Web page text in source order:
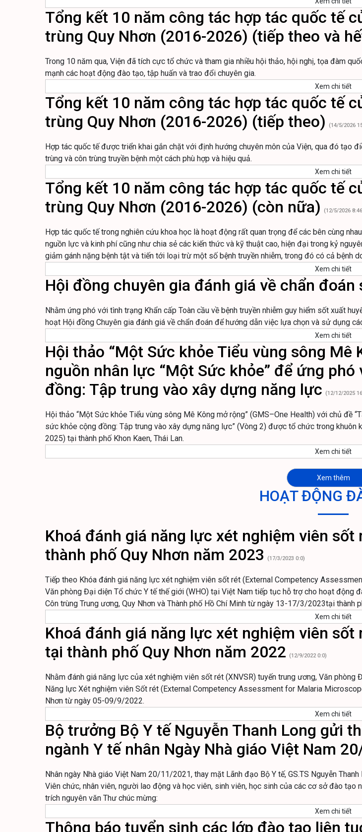
Tổng kết 10 năm công tác hợp tác quốc tế
trùng Quy Nhơn (2016-2026) (tiếp theo và
Trong 10 năm qua, Viện đã tích cực tổ chức và tham gia nhiều hội thảo, hội nghị, tọa đàm
mạnh các hoạt động đào tạo, tập huấn và trao đổi chuyên gia.
Xem chi tiết
Tổng kết 10 năm công tác hợp tác quốc tế
trùng Quy Nhơn (2016-2026) (tiếp theo)
(14/5/2026
Hợp tác quốc tế được triển khai gắn chặt với định hướng chuyên môn của Viện, qua đó tạo
trùng và côn trùng truyền bệnh một cách phù hợp và hiệu quả.
Xem chi tiết
Tổng kết 10 năm công tác hợp tác quốc tế
trùng Quy Nhơn (2016-2026) (còn nữa)
(12/5/2026
Hợp tác quốc tế trong nghiên cứu khoa học là hoạt động rất quan trọng để các bên cùng
nguồn lực và kinh phí cũng như chia sẻ các kiến thức và kỹ thuật cao, hiện đại trong kỷ
giảm gánh nặng bệnh tật và tiến tới loại trừ một số bệnh truyền nhiễm, trong đó có cả bệnh
Xem chi tiết
Hội đồng chuyên gia đánh giá về chẩn đoán
Nhằm ứng phó với tình trạng Khẩn cấp Toàn cầu về bệnh truyền nhiễm guy hiểm sốt xuất
hoạt Hội đồng Chuyên gia đánh giá về chẩn đoán để hướng dẫn việc lựa chọn và sử dụng
Xem chi tiết
Hội thảo “Một Sức khỏe Tiểu vùng sông Mê
nguồn nhân lực “Một Sức khỏe” để ứng
đồng: Tập trung vào xây dựng năng lực (12/12/2025
Hội thảo “Một Sức khỏe Tiểu vùng sông Mê Kông mở rộng” (GMS–One Health) với chủ đề
sức khỏe cộng đồng: Tập trung vào xây dựng năng lực” (Vòng 2) được tổ chức trong
2025) tại thành phố Khon Kaen, Thái Lan.
Xem chi tiết
Xem thêm
HOẠT ĐỘNG
Khoá đánh giá năng lực xét nghiệm viên
thành phố Quy Nhơn năm 2023
(17/3/2023 0:0)
Tiếp theo Khóa đánh giá năng lực xét nghiệm viên sốt rét (External Competency
Văn phòng Đại diện Tổ chức Y tế thế giới (WHO) tại Việt Nam tiếp tục hỗ trợ cho hoạt động
Côn trùng Trung ương, Quy Nhơn và Thành phố Hồ Chí Minh từ ngày 13-17/3/2023tại thành
Xem chi tiết
Khoá đánh giá năng lực xét nghiệm viên sốt
tại thành phố Quy Nhơn năm 2022 (12/9/2022 0:0)
Nhằm đánh giá năng lực của xét nghiệm viên sốt rét (XNVSR) tuyến trung ương, Văn
Năng lực Xét nghiệm viên Sốt rét (External Competency Assessment for Malaria
Nhơn từ ngày 05-09/9/2022.
Xem chi tiết
Bộ trưởng Bộ Y tế Nguyễn Thanh Long gửi
ngành Y tế nhân Ngày Nhà giáo Việt Nam
Nhân ngày Nhà giáo Việt Nam 20/11/2021, thay mặt Lãnh đạo Bộ Y tế, GS.TS Nguyễn
Viên chức, nhân viên, người lao động và học viên, sinh viên, học sinh của các cơ sở đào
trích nguyên văn Thư chúc mừng:
Xem chi tiết
Thông báo tuyển sinh các lớp đào tạo liên